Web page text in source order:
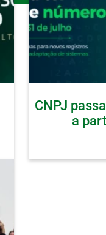
CNPJ
a